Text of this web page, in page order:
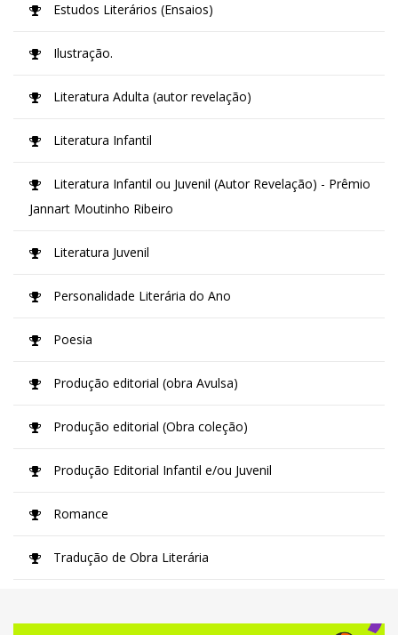
Estudos Literários (Ensaios)
Ilustração.
Literatura Adulta (autor revelação)
Literatura Infantil
Literatura Infantil ou Juvenil (Autor Revelação) - Prêmio
Jannart Moutinho Ribeiro
Literatura Juvenil
Personalidade Literária do Ano
Poesia
Produção editorial (obra Avulsa)
Produção editorial (Obra coleção)
Produção Editorial Infantil e/ou Juvenil
Romance
Tradução de Obra Literária